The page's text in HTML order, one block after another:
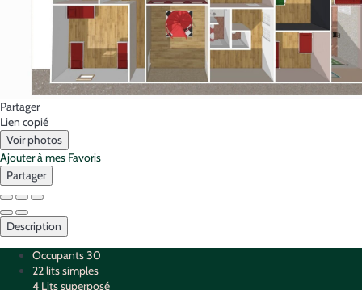
Partager
Lien copié
Voir photos
Ajouter à mes Favoris
Partager
Description
Occupants30
22 lits simples
4 Lits superposé